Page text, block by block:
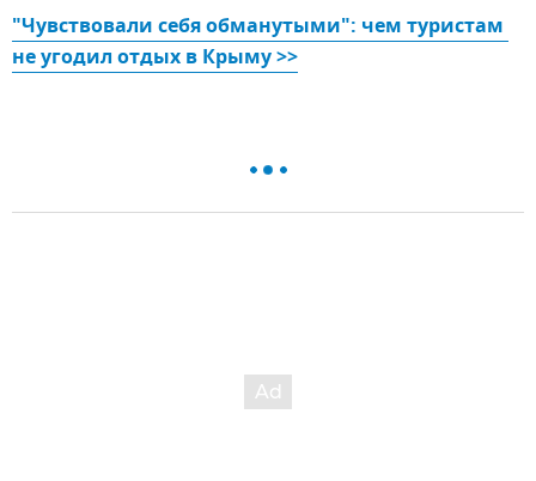
"Чувствовали себя обманутыми": чем туристам
не угодил отдых в Крыму >>